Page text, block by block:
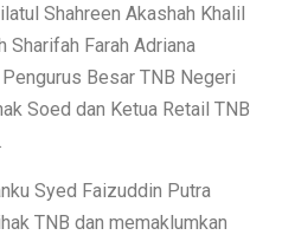
Shahreen Akashah Khalil
Sharifah Farah Adriana
Besar TNB Negeri
Soed dan Ketua Retail TNB
Syed Faizuddin Putra
TNB dan memaklumkan